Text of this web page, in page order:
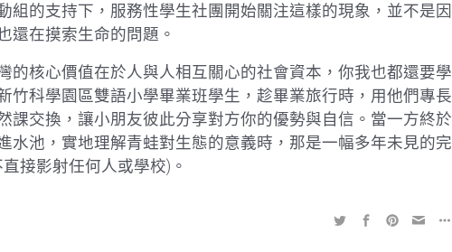
組的支持下，服務性學生社團開始關注這樣的現象，並不是因
還在摸索生命的問題。
的核心價值在於人與人相互關心的社會資本，你我也都還要學
竹科學園區雙語小學畢業班學生，趁畢業旅行時，用他們專長
課交換，讓小朋友彼此分享對方你的優勢與自信。當一方終於
水池，實地理解青蛙對生態的意義時，那是一幅多年未見的完
接影射任何人或學校)。